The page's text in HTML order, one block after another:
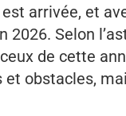
arrivée, et
2026. Selon
de cette
obstacles,